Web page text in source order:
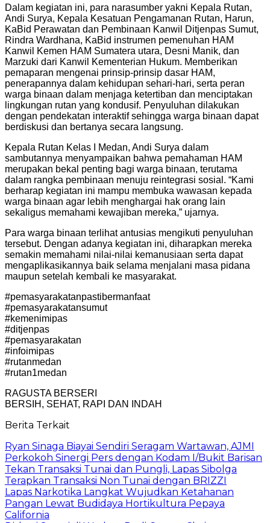
Dalam kegiatan ini, para narasumber yakni Kepala Rutan,
Andi Surya, Kepala Kesatuan Pengamanan Rutan, Harun,
KaBid Perawatan dan Pembinaan Kanwil Ditjenpas Sumut,
Rindra Wardhana, KaBid instrumen pemenuhan HAM
Kanwil Kemen HAM Sumatera utara, Desni Manik, dan
Marzuki dari Kanwil Kementerian Hukum. Memberikan
pemaparan mengenai prinsip-prinsip dasar HAM,
penerapannya dalam kehidupan sehari-hari, serta peran
warga binaan dalam menjaga ketertiban dan menciptakan
lingkungan rutan yang kondusif. Penyuluhan dilakukan
dengan pendekatan interaktif sehingga warga binaan dapat
berdiskusi dan bertanya secara langsung.
Kepala Rutan Kelas I Medan, Andi Surya dalam
sambutannya menyampaikan bahwa pemahaman HAM
merupakan bekal penting bagi warga binaan, terutama
dalam rangka pembinaan menuju reintegrasi sosial. “Kami
berharap kegiatan ini mampu membuka wawasan kepada
warga binaan agar lebih menghargai hak orang lain
sekaligus memahami kewajiban mereka,” ujarnya.
Para warga binaan terlihat antusias mengikuti penyuluhan
tersebut. Dengan adanya kegiatan ini, diharapkan mereka
semakin memahami nilai-nilai kemanusiaan serta dapat
mengaplikasikannya baik selama menjalani masa pidana
maupun setelah kembali ke masyarakat.
#pemasyarakatanpastibermanfaat
#pemasyarakatansumut
#kemenimipas
#ditjenpas
#pemasyarakatan
#infoimipas
#rutanmedan
#rutan1medan
RAGUSTA BERSERI
BERSIH, SEHAT, RAPI DAN INDAH
Berita Terkait
Ryan Sinaga Biayai Sendiri Seragam Wartawan, AJMI
Perkokoh Sinergi Pers dengan Kodam I/Bukit Barisan
Tekan Transaksi Tunai dan Pungli, Lapas Sibolga
Terapkan Transaksi Non Tunai dengan BRIZZI
Lapas Narkotika Langkat Wujudkan Ketahanan
Pangan Lewat Budidaya Hortikultura Pepaya
California